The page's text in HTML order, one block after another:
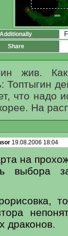
Additionally
Share
жив.
Топтыгин
что надо
На
19.08.2006 18:04
на
выбора
драконов.